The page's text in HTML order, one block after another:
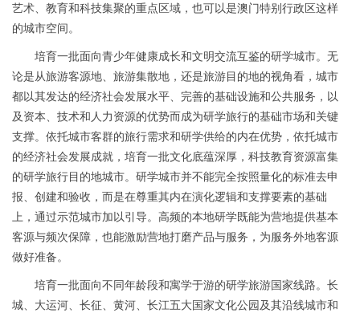
艺术、教育和科技集聚的重点区域，也可以是澳门特别行政区这样
的城市空间。
培育一批面向青少年健康成长和文明交流互鉴的研学城市。无
论是从旅游客源地、旅游集散地，还是旅游目的地的视角看，城市
都以其发达的经济社会发展水平、完善的基础设施和公共服务，以
及资本、技术和人力资源的优势而成为研学旅行的基础市场和关键
支撑。依托城市客群的旅行需求和研学供给的内在优势，依托城市
的经济社会发展成就，培育一批文化底蕴深厚，科技教育资源富集
的研学旅行目的地城市。研学城市并不能完全按照量化的标准去申
报、创建和验收，而是在尊重其内在演化逻辑和支撑要素的基础
上，通过示范城市加以引导。高频的本地研学既能为营地提供基本
客源与频次保障，也能激励营地打磨产品与服务，为服务外地客源
做好准备。
培育一批面向不同年龄段和寓学于游的研学旅游国家线路。长
城、大运河、长征、黄河、长江五大国家文化公园及其沿线城市和